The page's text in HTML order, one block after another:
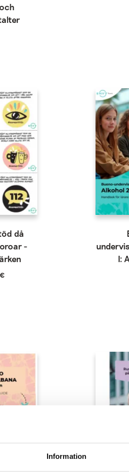
Information
då
-
€
l: